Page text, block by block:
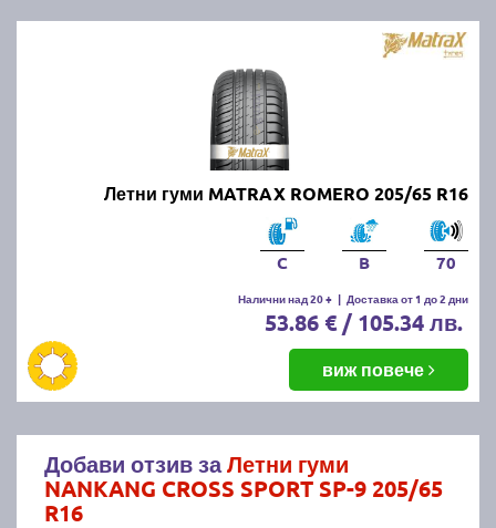
Летни гуми MATRAX ROMERO 205/65 R16
C B 70
Налични над 20 + | Доставка от 1 до 2 дни
53.86 € / 105.34 лв.
виж повече
Добави отзив заЛетни гуми
NANKANG CROSS SPORT SP-9 205/65
R16